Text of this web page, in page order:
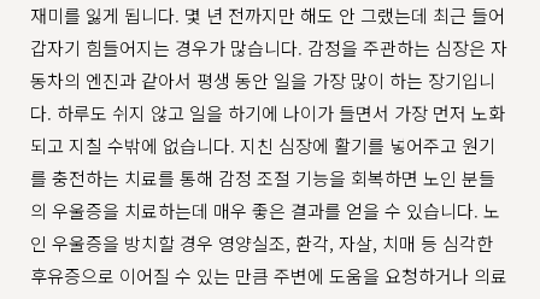
재미를 잃게 됩니다. 몇 년 전까지만 해도 안 그랬는데 최근 들어
갑자기 힘들어지는 경우가 많습니다. 감정을 주관하는 심장은 자
동차의 엔진과 같아서 평생 동안 일을 가장 많이 하는 장기입니
다. 하루도 쉬지 않고 일을 하기에 나이가 들면서 가장 먼저 노화
되고 지칠 수밖에 없습니다. 지친 심장에 활기를 넣어주고 원기
를 충전하는 치료를 통해 감정 조절 기능을 회복하면 노인 분들
의 우울증을 치료하는데 매우 좋은 결과를 얻을 수 있습니다. 노
인 우울증을 방치할 경우 영양실조, 환각, 자살, 치매 등 심각한
후유증으로 이어질 수 있는 만큼 주변에 도움을 요청하거나 의료